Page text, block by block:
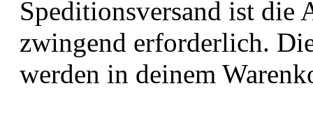
Speditionsversand ist die
zwingend erforderlich.
werden in deinem